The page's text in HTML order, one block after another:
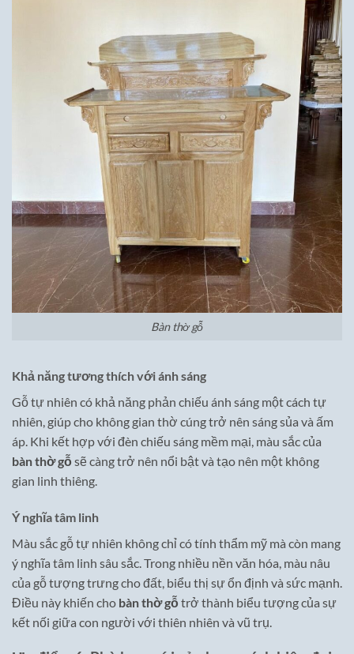
Bàn thờ gỗ
Khả năng tương thích với ánh sáng
Gỗ tự nhiên có khả năng phản chiếu ánh sáng một cách tự
nhiên, giúp cho không gian thờ cúng trở nên sáng sủa và ấm
áp. Khi kết hợp với đèn chiếu sáng mềm mại, màu sắc của
bàn thờ gỗ sẽ càng trở nên nổi bật và tạo nên một không
gian linh thiêng.
Ý nghĩa tâm linh
Màu sắc gỗ tự nhiên không chỉ có tính thẩm mỹ mà còn mang
ý nghĩa tâm linh sâu sắc. Trong nhiều nền văn hóa, màu nâu
của gỗ tượng trưng cho đất, biểu thị sự ổn định và sức mạnh.
Điều này khiến cho bàn thờ gỗ trở thành biểu tượng của sự
kết nối giữa con người với thiên nhiên và vũ trụ.